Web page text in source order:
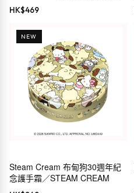
禮物 199249
HK$469
NEW
Steam Cream 布甸狗30週年紀
念護手霜／STEAM CREAM